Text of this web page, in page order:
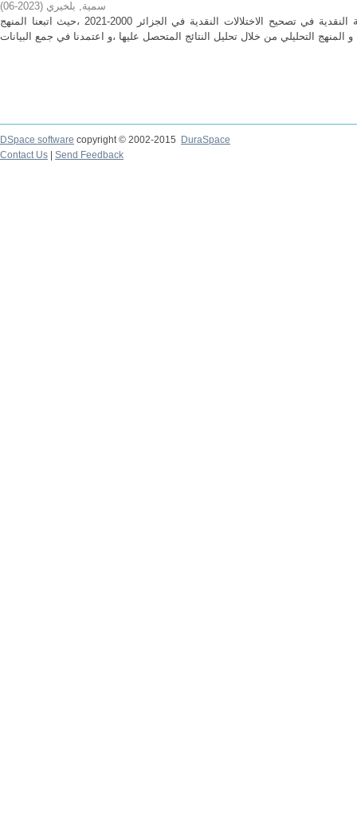
سمية, بلخيري (
2023-06
)
هدفت الدراسة للبحث عن فعالية السياسة النقدية في تصحيح الاختلالات النقدية في الجزائر 2000-2021 ،حيث اتبعنا المنهج
DSpace software copyright © 2002-2015
DuraSpace
Contact Us
Send Feedback